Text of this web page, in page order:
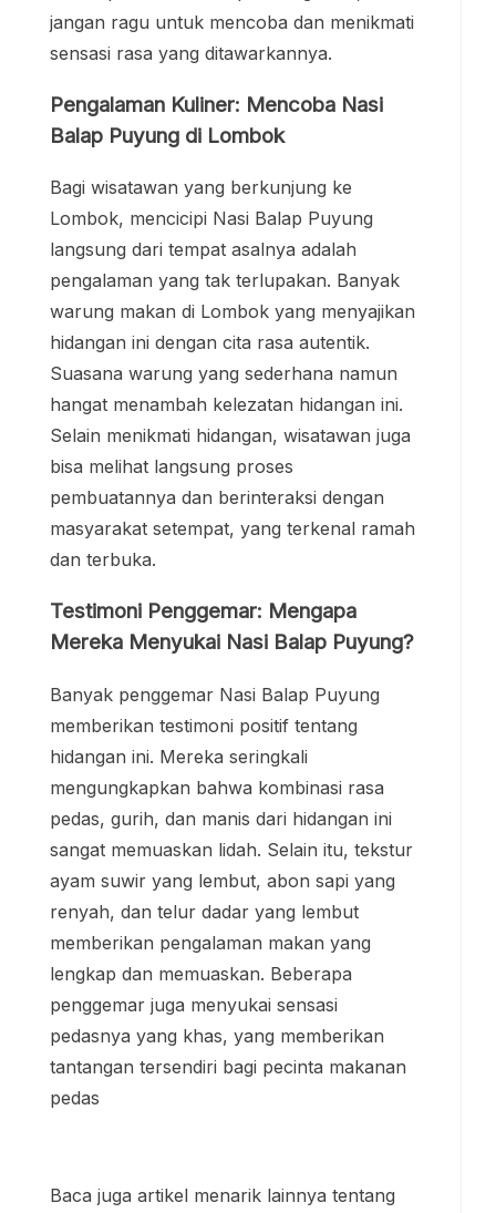
jangan ragu untuk mencoba dan menikmati
sensasi rasa yang ditawarkannya.
Pengalaman Kuliner: Mencoba Nasi
Balap Puyung di Lombok
Bagi wisatawan yang berkunjung ke
Lombok, mencicipi Nasi Balap Puyung
langsung dari tempat asalnya adalah
pengalaman yang tak terlupakan. Banyak
warung makan di Lombok yang menyajikan
hidangan ini dengan cita rasa autentik.
Suasana warung yang sederhana namun
hangat menambah kelezatan hidangan ini.
Selain menikmati hidangan, wisatawan juga
bisa melihat langsung proses
pembuatannya dan berinteraksi dengan
masyarakat setempat, yang terkenal ramah
dan terbuka.
Testimoni Penggemar: Mengapa
Mereka Menyukai Nasi Balap Puyung?
Banyak penggemar Nasi Balap Puyung
memberikan testimoni positif tentang
hidangan ini. Mereka seringkali
mengungkapkan bahwa kombinasi rasa
pedas, gurih, dan manis dari hidangan ini
sangat memuaskan lidah. Selain itu, tekstur
ayam suwir yang lembut, abon sapi yang
renyah, dan telur dadar yang lembut
memberikan pengalaman makan yang
lengkap dan memuaskan. Beberapa
penggemar juga menyukai sensasi
pedasnya yang khas, yang memberikan
tantangan tersendiri bagi pecinta makanan
pedas
Baca juga artikel menarik lainnya tentang